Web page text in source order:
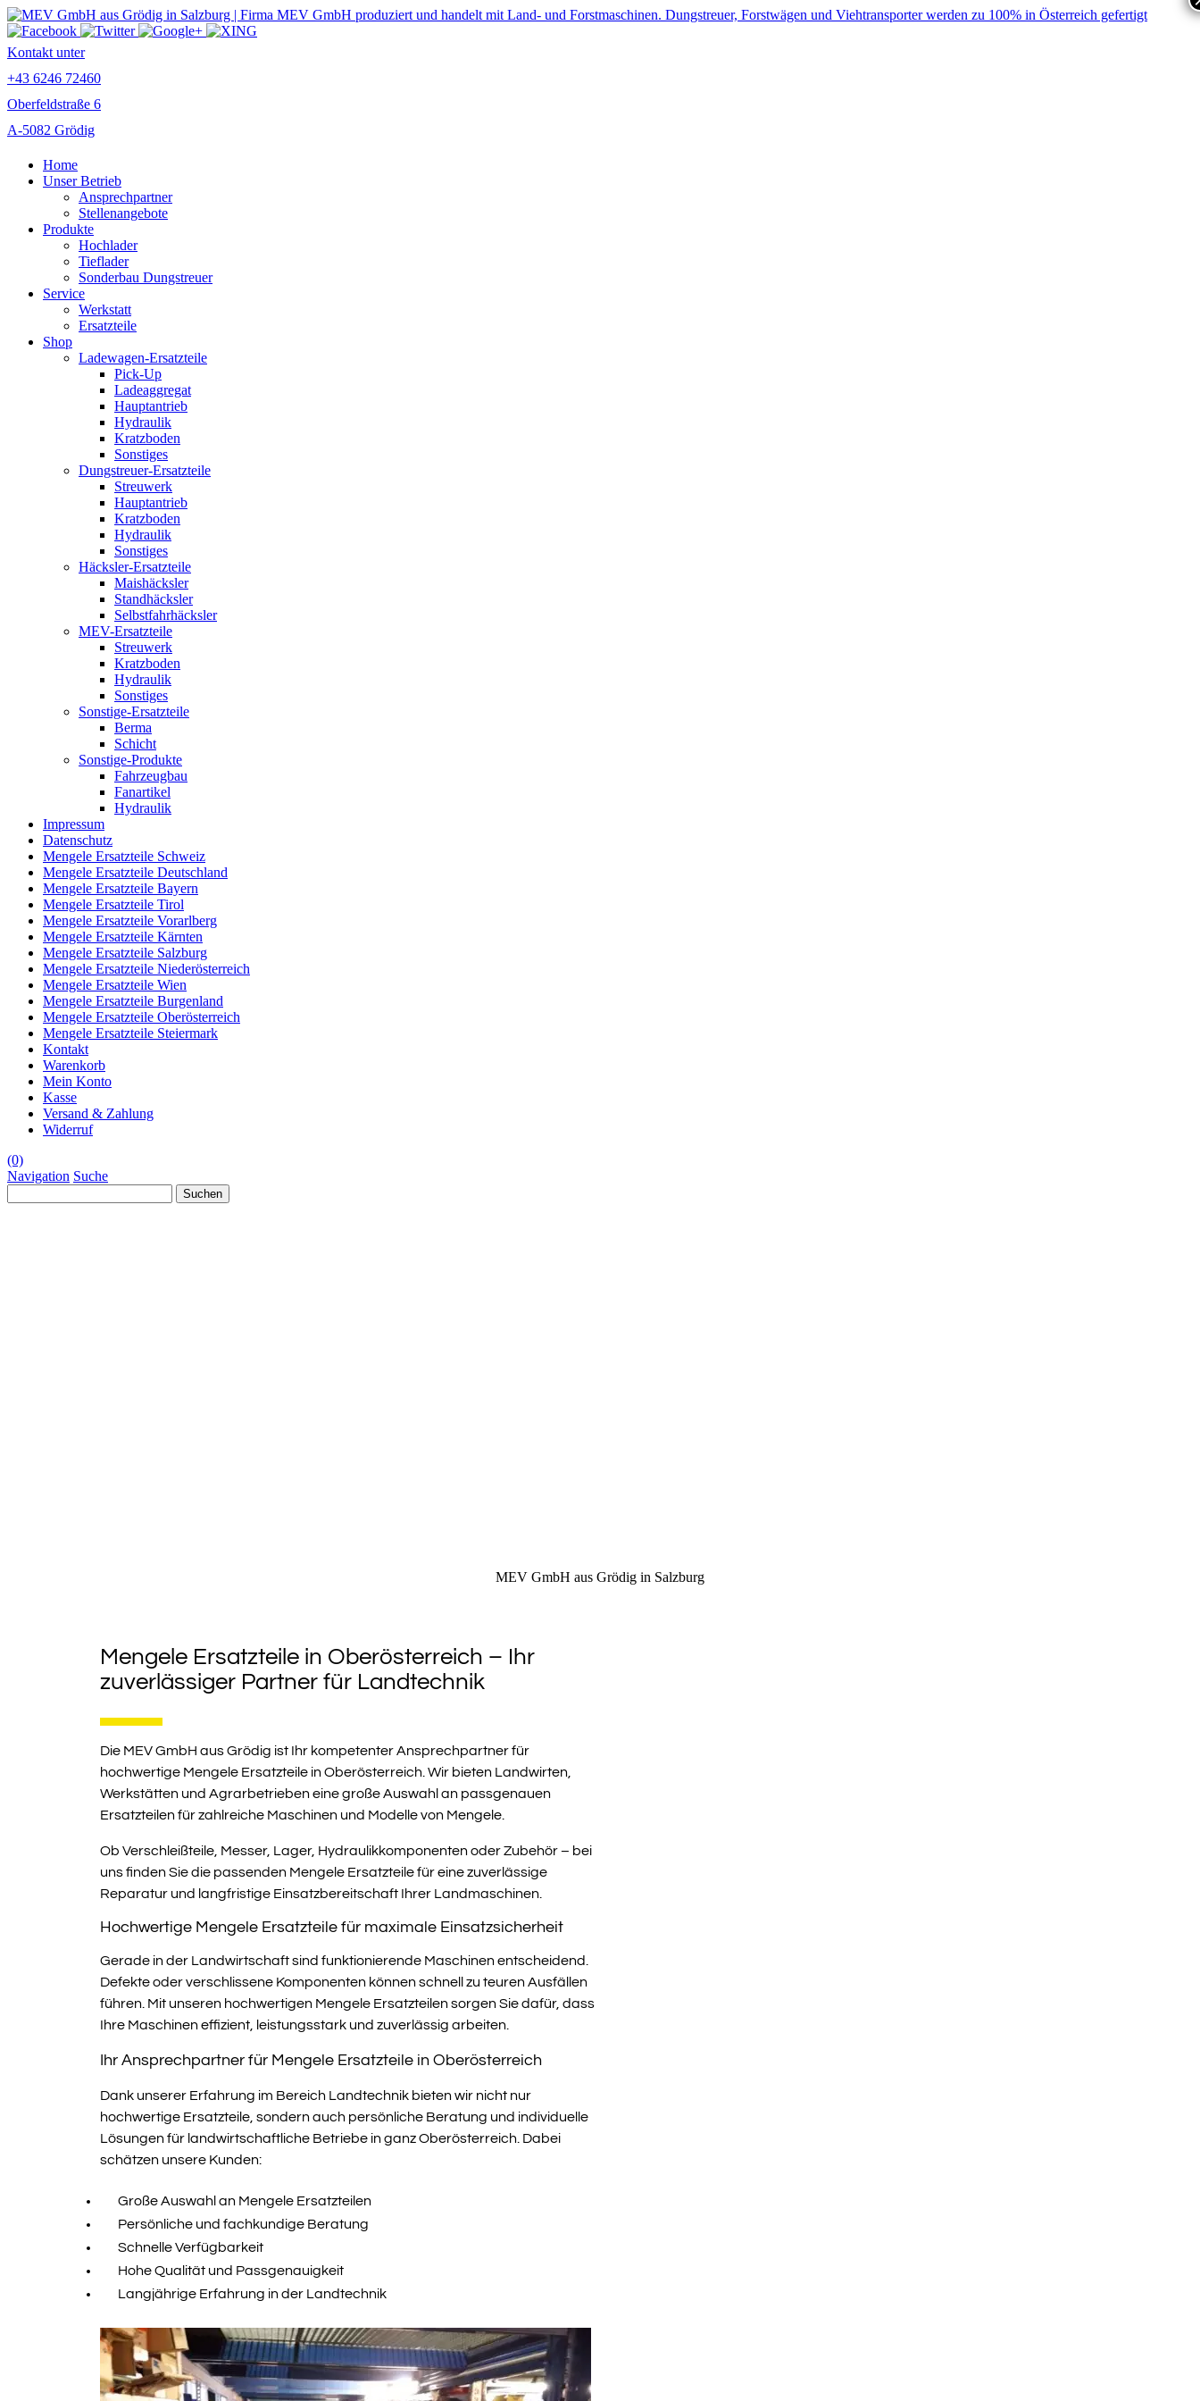
Kontakt unter
+43 6246 72460
Oberfeldstraße 6
A-5082 Grödig
Home
Unser Betrieb
Ansprechpartner
Stellenangebote
Produkte
Hochlader
Tieflader
Sonderbau Dungstreuer
Service
Werkstatt
Ersatzteile
Shop
Ladewagen-Ersatzteile
Pick-Up
Ladeaggregat
Hauptantrieb
Hydraulik
Kratzboden
Sonstiges
Dungstreuer-Ersatzteile
Streuwerk
Hauptantrieb
Kratzboden
Hydraulik
Sonstiges
Häcksler-Ersatzteile
Maishäcksler
Standhäcksler
Selbstfahrhäcksler
MEV-Ersatzteile
Streuwerk
Kratzboden
Hydraulik
Sonstiges
Sonstige-Ersatzteile
Berma
Schicht
Sonstige-Produkte
Fahrzeugbau
Fanartikel
Hydraulik
Impressum
Datenschutz
Mengele Ersatzteile Schweiz
Mengele Ersatzteile Deutschland
Mengele Ersatzteile Bayern
Mengele Ersatzteile Tirol
Mengele Ersatzteile Vorarlberg
Mengele Ersatzteile Kärnten
Mengele Ersatzteile Salzburg
Mengele Ersatzteile Niederösterreich
Mengele Ersatzteile Wien
Mengele Ersatzteile Burgenland
Mengele Ersatzteile Oberösterreich
Mengele Ersatzteile Steiermark
Kontakt
Warenkorb
Mein Konto
Kasse
Versand & Zahlung
Widerruf
(0)
Navigation Suche
nach:
MEV GmbH aus Grödig in Salzburg
Mengele Ersatzteile in Oberösterreich – Ihr
zuverlässiger Partner für Landtechnik
Die MEV GmbH aus Grödig ist Ihr kompetenter Ansprechpartner für
hochwertige Mengele Ersatzteile in Oberösterreich. Wir bieten Landwirten,
Werkstätten und Agrarbetrieben eine große Auswahl an passgenauen
Ersatzteilen für zahlreiche Maschinen und Modelle von Mengele.
Ob Verschleißteile, Messer, Lager, Hydraulikkomponenten oder Zubehör – bei
uns finden Sie die passenden Mengele Ersatzteile für eine zuverlässige
Reparatur und langfristige Einsatzbereitschaft Ihrer Landmaschinen.
Hochwertige Mengele Ersatzteile für maximale Einsatzsicherheit
Gerade in der Landwirtschaft sind funktionierende Maschinen entscheidend.
Defekte oder verschlissene Komponenten können schnell zu teuren Ausfällen
führen. Mit unseren hochwertigen Mengele Ersatzteilen sorgen Sie dafür, dass
Ihre Maschinen effizient, leistungsstark und zuverlässig arbeiten.
Ihr Ansprechpartner für Mengele Ersatzteile in Oberösterreich
Dank unserer Erfahrung im Bereich Landtechnik bieten wir nicht nur
hochwertige Ersatzteile, sondern auch persönliche Beratung und individuelle
Lösungen für landwirtschaftliche Betriebe in ganz Oberösterreich. Dabei
schätzen unsere Kunden:
Große Auswahl an Mengele Ersatzteilen
Persönliche und fachkundige Beratung
Schnelle Verfügbarkeit
Hohe Qualität und Passgenauigkeit
Langjährige Erfahrung in der Landtechnik